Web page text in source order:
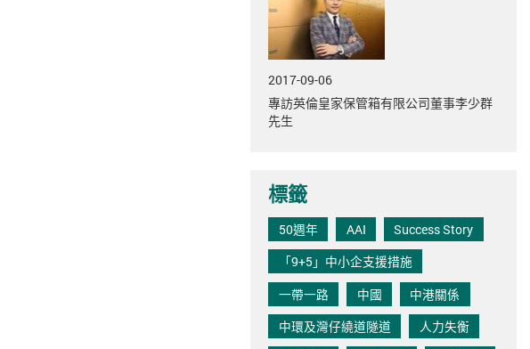
2017-09-06
專訪英倫皇家保管箱有限公司董事李少群
先生
標籤
50週年 AAI
Success Story
「9+5」中小企支援措施
一帶一路
中國
中港關係
中環及灣仔繞道隧道
人力失衡